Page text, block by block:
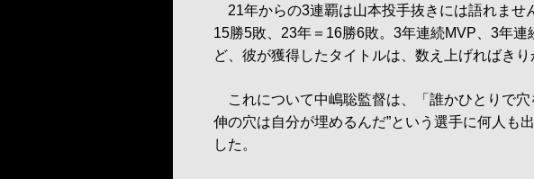
21年からの3連覇は山本投手抜きには語れませ
15勝5敗、23年＝16勝6敗。3年連続MVP、3年連
ど、彼が獲得したタイトルは、数え上げればきり
これについて中嶋聡監督は、「誰かひとりで穴
伸の穴は自分が埋めるんだ”という選手に何人も
した。